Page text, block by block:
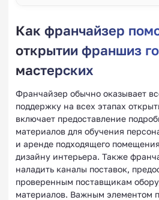
Как франчайзер
открытии франшиз
мастерских
Франчайзер обычно оказывает
поддержку на всех этапах
включает предоставление
материалов для обучения
и аренде подходящего
дизайну интерьера. Также
наладить каналы поставок,
проверенным поставщикам
материалов. Важным элементом